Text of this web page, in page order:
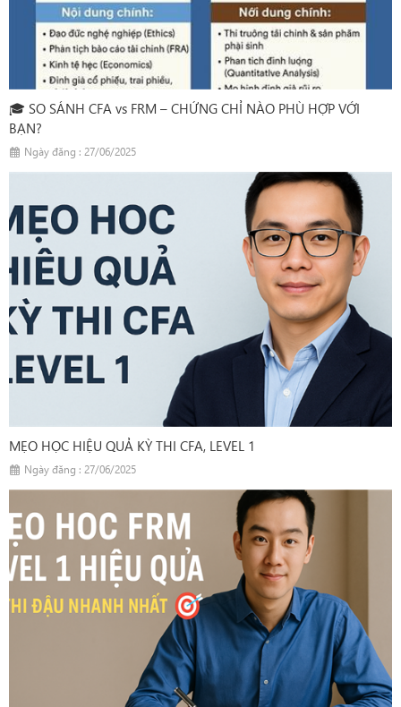
🎓 SO SÁNH CFA vs FRM – CHỨNG CHỈ NÀO PHÙ HỢP VỚI
BẠN?
Ngày đăng : 27/06/2025
MẸO HỌC HIỆU QUẢ KỲ THI CFA, LEVEL 1
Ngày đăng : 27/06/2025